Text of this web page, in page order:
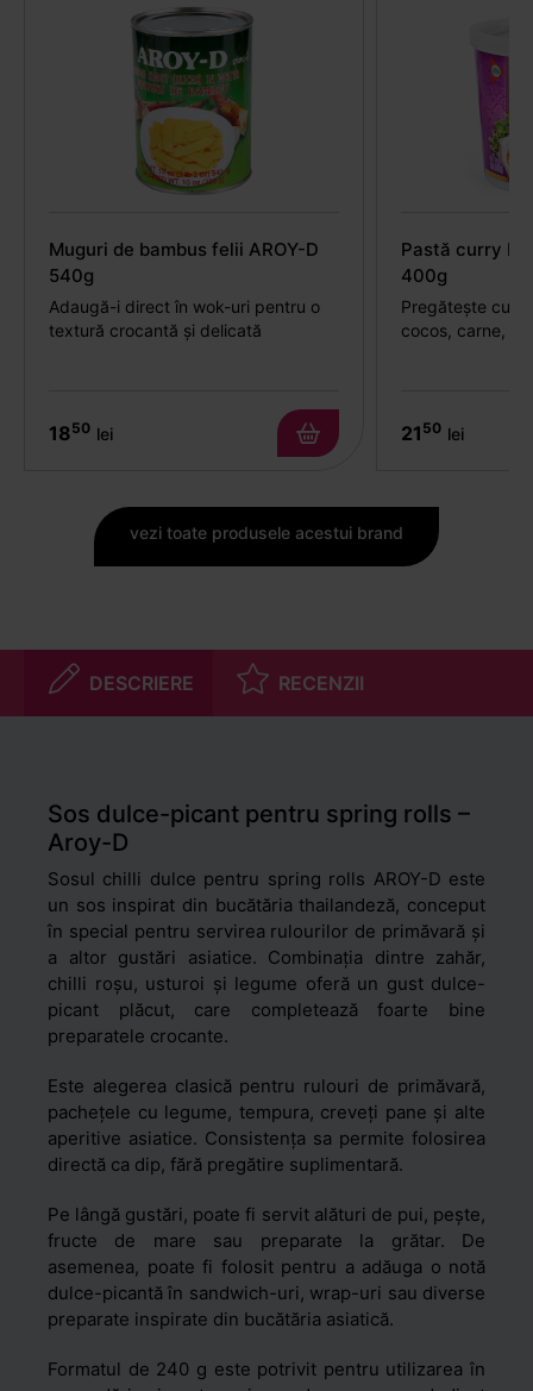
Muguri de bambus felii AROY-D
540g
Adaugă-i direct în wok-uri pentru o
textură crocantă și delicată
1850 lei
Pastă curry
400g
Pregătește
cocos, carne,
21 50 lei
vezi toate produsele acestui brand
DESCRIERE RECENZII
Sos dulce-picant pentru spring rolls –
Aroy-D
Sosul chilli dulce pentru spring rolls AROY-D este
un sos inspirat din bucătăria thailandeză, conceput
în special pentru servirea rulourilor de primăvară și
a altor gustări asiatice. Combinația dintre zahăr,
chilli roșu, usturoi și legume oferă un gust dulce-
picant plăcut, care completează foarte bine
preparatele crocante.
Este alegerea clasică pentru rulouri de primăvară,
pachețele cu legume, tempura, creveți pane și alte
aperitive asiatice. Consistența sa permite folosirea
directă ca dip, fără pregătire suplimentară.
Pe lângă gustări, poate fi servit alături de pui, pește,
fructe de mare sau preparate la grătar. De
asemenea, poate fi folosit pentru a adăuga o notă
dulce-picantă în sandwich-uri, wrap-uri sau diverse
preparate inspirate din bucătăria asiatică.
Formatul de 240 g este potrivit pentru utilizarea în